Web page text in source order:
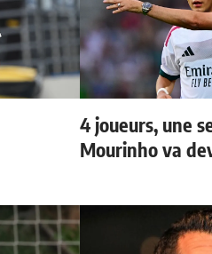
4 joueurs, une
Mourinho va